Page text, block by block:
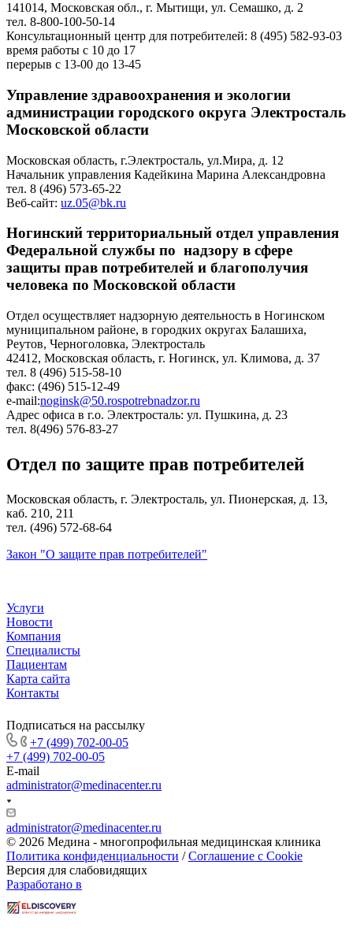
141014, Московская обл., г. Мытищи, ул. Семашко, д. 2
тел. 8-800-100-50-14
Консультационный центр для потребителей: 8 (495) 582-93-03
время работы с 10 до 17
перерыв с 13-00 до 13-45
Управление здравоохранения и экологии
администрации городского округа Электросталь
Московской области
Московская область, г.Электросталь, ул.Мира, д. 12
Начальник управления Кадейкина Марина Александровна
тел. 8 (496) 573-65-22
Веб-сайт: uz.05@bk.ru
Ногинский территориальный отдел управления
Федеральной службы по надзору в сфере
защиты прав потребителей и благополучия
человека по Московской области
Отдел осуществляет надзорную деятельность в Ногинском
муниципальном районе, в городких округах Балашиха,
Реутов, Черноголовка, Электросталь
42412, Московская область, г. Ногинск, ул. Климова, д. 37
тел. 8 (496) 515-58-10
факс: (496) 515-12-49
e-mail:noginsk@50.rospotrebnadzor.ru
Адрес офиса в г.о. Электросталь: ул. Пушкина, д. 23
тел. 8(496) 576-83-27
Отдел по защите прав потребителей
Московская область, г. Электросталь, ул. Пионерская, д. 13,
каб. 210, 211
тел. (496) 572-68-64
Закон "О защите прав потребителей"
Услуги
Новости
Компания
Специалисты
Пациентам
Карта сайта
Контакты
Подписаться на рассылку
+7 (499) 702-00-05
+7 (499) 702-00-05
E-mail
administrator@medinacenter.ru
administrator@medinacenter.ru
© 2026 Медина - многопрофильная медицинская клиника
Политика конфиденциальности /Соглашение с Cookie
Версия для слабовидящих
Разработано в